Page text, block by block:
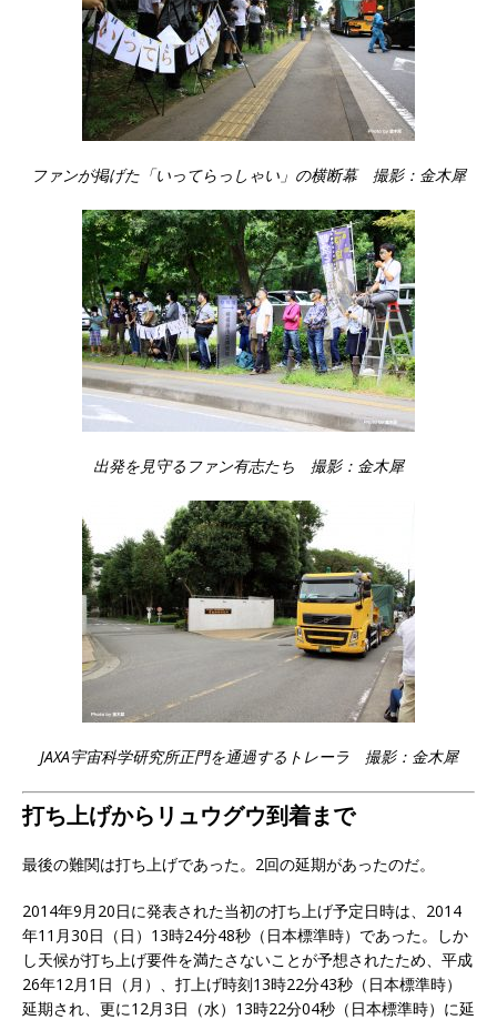
ファンが掲げた「いってらっしゃい」の横断幕 撮影：金木犀
出発を見守るファン有志たち 撮影：金木犀
JAXA宇宙科学研究所正門を通過するトレーラ 撮影：金木犀
打ち上げからリュウグウ到着まで
最後の難関は打ち上げであった。2回の延期があったのだ。
2014年9月20日に発表された当初の打ち上げ予定日時は、2014
年11月30日（日）13時24分48秒（日本標準時）であった。しか
し天候が打ち上げ要件を満たさないことが予想されたため、平成
26年12月1日（月）、打上げ時刻13時22分43秒（日本標準時）
延期され、更に12月3日（水）13時22分04秒（日本標準時）に延